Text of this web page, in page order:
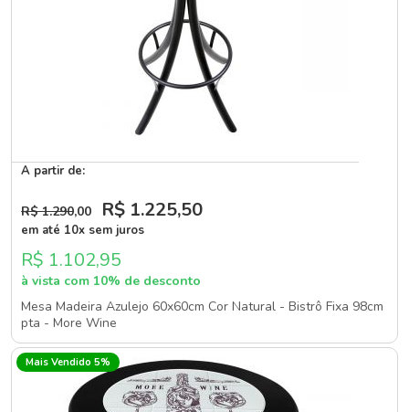
A partir de:
R$ 1.290,00 R$ 1.225,50
em até 10x sem juros
R$ 1.102,95
à vista com 10% de desconto
Mesa Madeira Azulejo 60x60cm Cor Natural - Bistrô Fixa 98cm
pta - More Wine
Mais Vendido 5%